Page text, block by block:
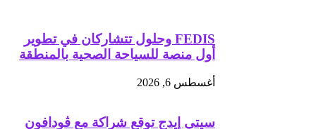
FEDIS وحلول تتشاركان في تطوير
أول منصة للسياحة الصحية بالمنطقة
أغسطس 6, 2026
سيتي إيدج توقع شراكة مع ڤودافون